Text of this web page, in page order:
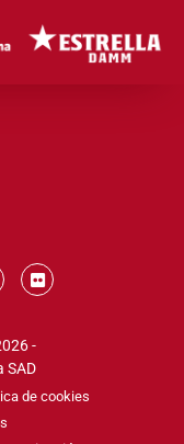
-
SAD
de cookies